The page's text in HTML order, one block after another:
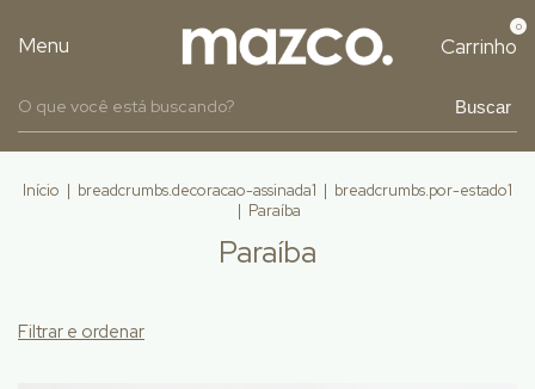
Menu Carrinho
0
Buscar
Início | breadcrumbs.decoracao-assinada1 | breadcrumbs.por-estado1
| Paraíba
Paraíba
Filtrar e ordenar